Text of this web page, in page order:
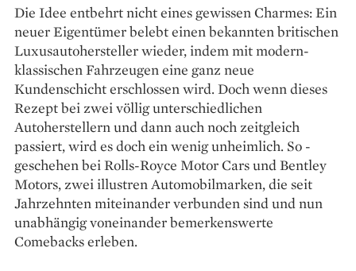
Die Idee entbehrt nicht eines gewissen Charmes: Ein
neuer Eigentümer belebt einen bekannten britischen
Luxus­autohersteller wieder, indem mit modern-
klassischen Fahrzeugen eine ganz neue
Kundenschicht erschlossen wird. Doch wenn dieses
Rezept bei zwei völlig unterschiedlichen
Autoherstellern und dann auch noch zeitgleich
passiert, wird es doch ein wenig unheimlich. So ­
geschehen bei Rolls-Royce Motor Cars und Bentley
Motors, zwei illustren Automobil­marken, die seit
Jahrzehnten miteinander verbunden sind und nun
unabhängig voneinander bemerkenswerte
Comebacks erleben.